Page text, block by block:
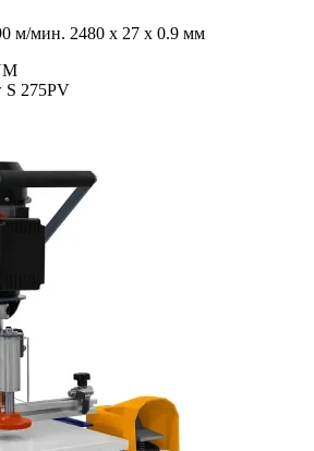
м/мин. 2480 х 27 х 0.9 мм
S 275PV